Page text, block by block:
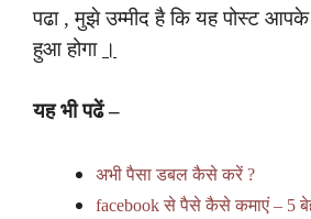
पढा , मुझे उम्मीद है कि यह पोस्ट
हुआ होगा ।
यह भी पढें –
अभी पैसा डबल कैसे करें ?
facebook से पैसे कैसे कमाएं – 5